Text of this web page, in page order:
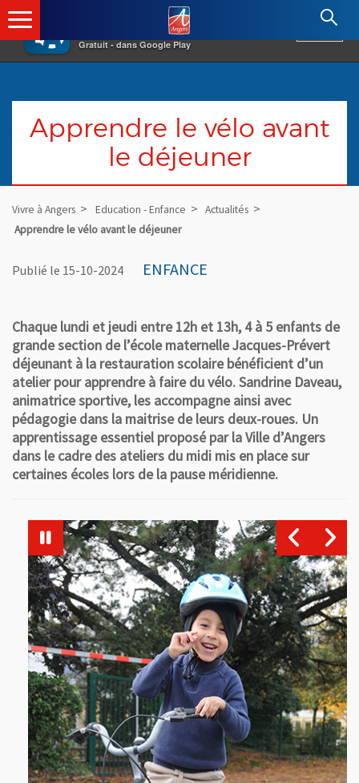
×
Gratuit - dans Google Play
Angers.fr : Retour à l'accueil
Apprendre le vélo avant
le déjeuner
Vivre à Angers Education - Enfance
Actualités
Apprendre le vélo avant le déjeuner
Publié le 15-10-2024 ENFANCE
Chaque lundi et jeudi entre 12h et 13h, 4 à 5 enfants de
grande section de l’école maternelle Jacques-Prévert
déjeunant à la restauration scolaire bénéficient d’un
atelier pour apprendre à faire du vélo. Sandrine Daveau,
animatrice sportive, les accompagne ainsi avec
pédagogie dans la maitrise de leurs deux-roues. Un
apprentissage essentiel proposé par la Ville d’Angers
dans le cadre des ateliers du midi mis en place sur
certaines écoles lors de la pause méridienne.
La sécurité avant tout !